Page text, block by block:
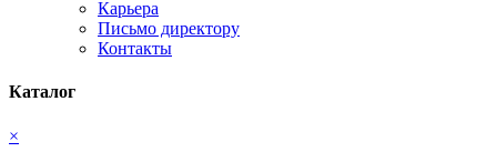
Карьера
Письмо директору
Контакты
Каталог
×